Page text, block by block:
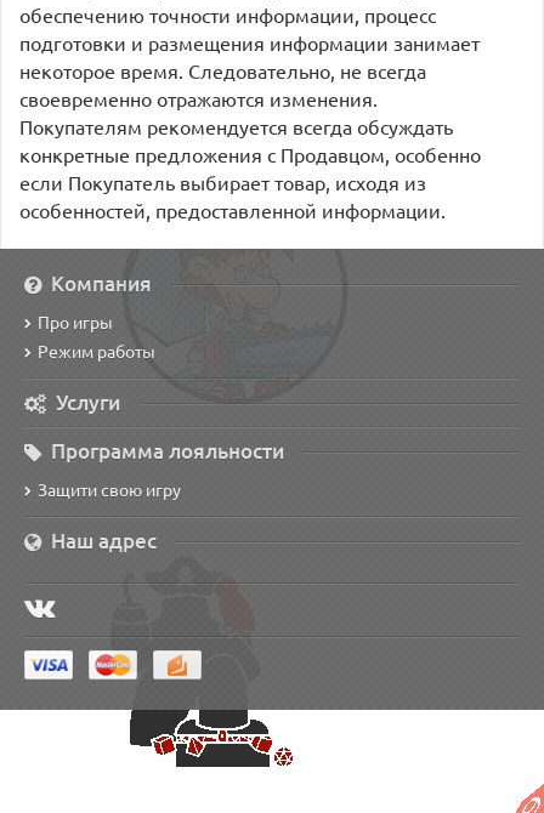
обеспечению точности информации, процесс
подготовки и размещения информации занимает
некоторое время. Следовательно, не всегда
своевременно отражаются изменения.
Покупателям рекомендуется всегда обсуждать
конкретные предложения с Продавцом, особенно
если Покупатель выбирает товар, исходя из
особенностей, предоставленной информации.
Компания
Про игры
Режим работы
Услуги
Программа лояльности
Защити свою игру
Наш адрес